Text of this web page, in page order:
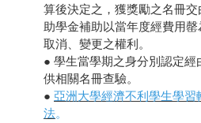
算後決定之，獲獎勵之名冊
助學金補助以當年度經費用罄
取消、變更之權利。
● 學生當學期之身分別認定
供相關名冊查驗。
● 亞洲大學經濟不利學生學
法。